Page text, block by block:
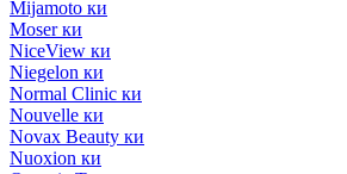
Mijamoto ки
Moser ки
NiceView ки
Niegelon ки
Normal Clinic ки
Nouvelle ки
Novax Beauty ки
Nuoxion ки